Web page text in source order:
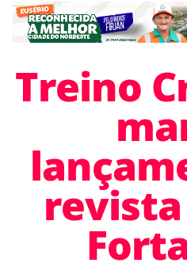
Treino
revista